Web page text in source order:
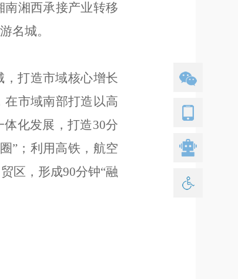
南湘西承接产业转移
名城。
打造市域核心增长
市域南部打造以高
体化发展，打造30分
” ；利用高铁，航空
区，形成90分钟“融